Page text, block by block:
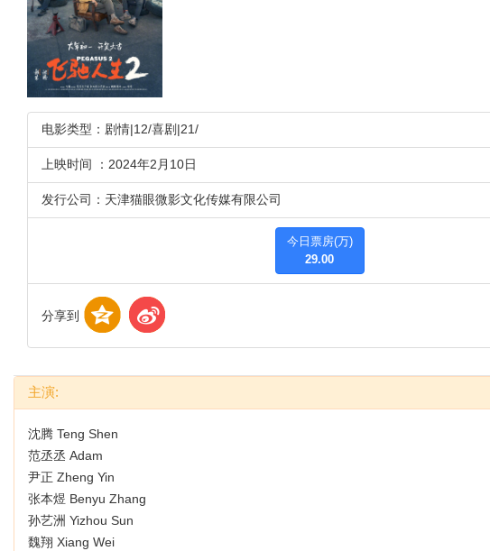
电影类型：剧情|12/喜剧|21/
上映时间 ：2024年2月10日
发行公司：天津猫眼微影文化传媒有限公司
今日票房(万)
29.00
分享到
主演:
沈腾 Teng Shen
范丞丞 Adam
尹正 Zheng Yin
张本煜 Benyu Zhang
孙艺洲 Yizhou Sun
魏翔 Xiang Wei